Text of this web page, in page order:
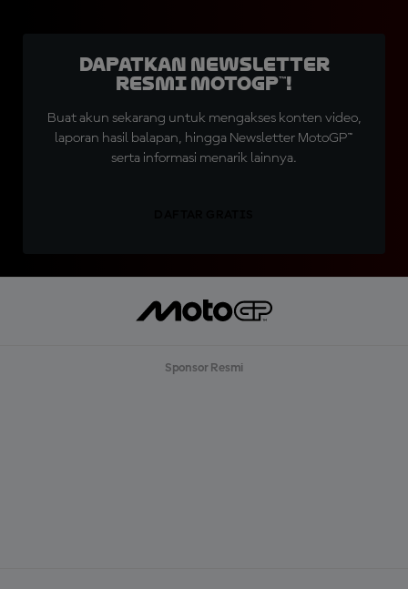
Dapatkan Newsletter
Resmi MotoGP™!
Buat akun sekarang untuk mengakses konten video,
laporan hasil balapan, hingga Newsletter MotoGP™
serta informasi menarik lainnya.
Sponsor Resmi